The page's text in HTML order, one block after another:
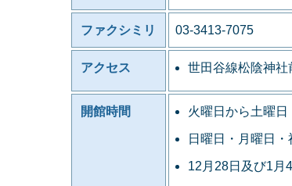
ファクシミリ 03-3413-7075
アクセス 世田谷線松陰神社
開館時間 火曜日から土曜
日曜日・月曜日
12月28日及び1